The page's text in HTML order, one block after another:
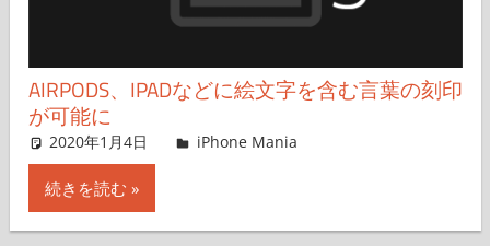
AIRPODS、IPADなどに絵文字を含む言葉の刻印
が可能に
2020年1月4日 iPhone Mania
iPhone Mania
続きを読む